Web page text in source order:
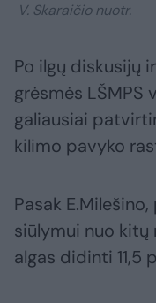
V. Skaraičio nuotr.
Po ilgų diskusijų
grėsmės LŠMPS
galiausiai
kilimo pavyko
Pasak
siūlymui nuo kitų
algas didinti 11,5